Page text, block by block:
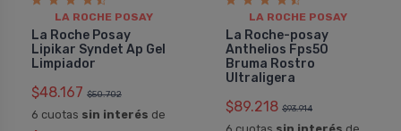
LA ROCHE POSAY
La Roche Posay
Lipikar Syndet Ap Gel
Limpiador
$48.167 $50.702
6 cuotas sin interés de
LA ROCHE POSAY
La Roche-posay
Anthelios Fps50
Bruma Rostro
Ultraligera
$89.218 $93.914